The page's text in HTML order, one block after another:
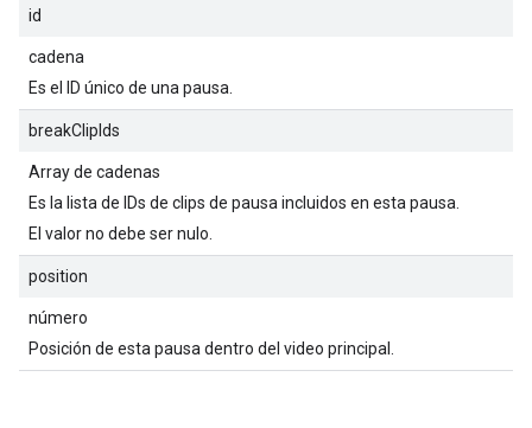
id
cadena
Es el ID único de una pausa.
breakClipIds
Array de cadenas
Es la lista de IDs de clips de pausa incluidos en esta pausa.
El valor no debe ser nulo.
position
número
Posición de esta pausa dentro del video principal.